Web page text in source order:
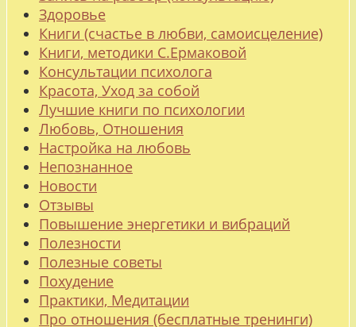
Здоровье
Книги (счастье в любви, самоисцеление)
Книги, методики С.Ермаковой
Консультации психолога
Красота, Уход за собой
Лучшие книги по психологии
Любовь, Отношения
Настройка на любовь
Непознанное
Новости
Отзывы
Повышение энергетики и вибраций
Полезности
Полезные советы
Похудение
Практики, Медитации
Про отношения (бесплатные тренинги)